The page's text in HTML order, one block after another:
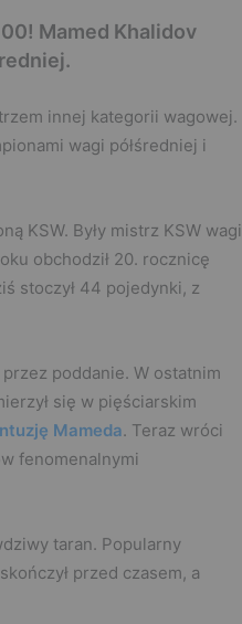
Mamed Khalidov
innej kategorii wagowej.
wagi półśredniej i
KSW. Były mistrz KSW wagi
obchodził 20. rocznicę
stoczył 44 pojedynki, z
poddanie. W ostatnim
się w pięściarskim
Mameda. Teraz wróci
fenomenalnymi
taran. Popularny
przed czasem, a